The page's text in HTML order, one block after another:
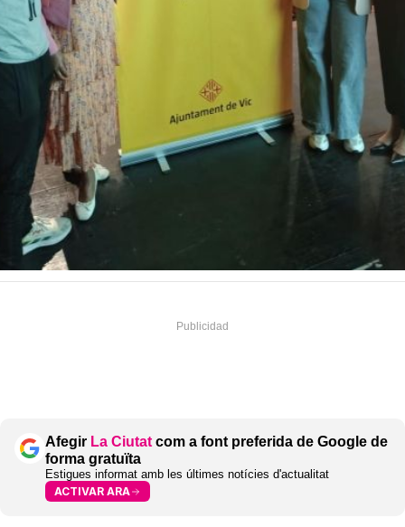
Afegir La Ciutatcom a font preferida de Google de
forma gratuïta
Estigues informat amb les últimes notícies d'actualitat
ACTIVAR ARA